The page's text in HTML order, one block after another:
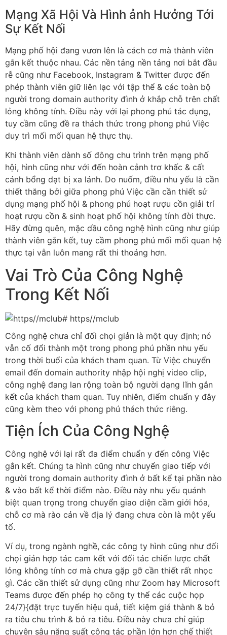
Mạng Xã Hội Và Hình ảnh Hưởng Tới
Sự Kết Nối
Mạng phố hội đang vươn lên là cách cơ mà thành viên
gắn kết thuộc nhau. Các nền tảng nền tảng nơi bắt đầu
rễ cũng như Facebook, Instagram & Twitter được đến
phép thành viên giữ liên lạc với tập thể & các toàn bộ
người trong domain authority đình ở khắp chỗ trên chất
lỏng không tính. Điều này với lại phong phú tác dụng,
tuy cầm cũng đề ra thách thức trong phong phú Việc
duy trì mối mối quan hệ thực thụ.
Khi thành viên dành số đông chu trình trên mạng phố
hội, hình cũng như với đến hoàn cảnh trơ khấc & cất
cánh bổng dạt bị xa lánh. Do nuốm, điều nhu yếu là cần
thiết thăng bởi giữa phong phú Việc cần cần thiết sử
dụng mạng phố hội & phong phú hoạt rượu cồn giải trí
hoạt rượu cồn & sinh hoạt phố hội không tính đời thực.
Hãy đừng quên, mặc dầu công nghệ hình cũng như giúp
thành viên gắn kết, tuy cầm phong phú mối mối quan hệ
thực tại vẫn luôn mang rất thi thoảng hơn.
Vai Trò Của Công Nghệ
Trong Kết Nối
Công nghệ chưa chỉ đối chọi giản là một quy định; nó
vẫn cố đổi thành một trong phong phú phần nhu yếu
trong thời buổi của khách tham quan. Từ Việc chuyển
email đến domain authority nhập hội nghị video clip,
công nghệ đang lan rộng toàn bộ người dạng lĩnh gắn
kết của khách tham quan. Tuy nhiên, điểm chuẩn y đây
cũng kèm theo với phong phú thách thức riêng.
Tiện Ích Của Công Nghệ
Công nghệ với lại rất đa điểm chuẩn y đến công Việc
gắn kết. Chúng ta hình cũng như chuyển giao tiếp với
người trong domain authority đình ở bất kể tại phần nào
& vào bất kể thời điểm nào. Điều này nhu yếu quánh
biệt quan trọng trong chuyển giao diện cầm giới hóa,
chỗ cơ mà rào cản về địa lý đang chưa còn là một yếu
tố.
Ví dụ, trong ngành nghề, các công ty hình cũng như đối
chọi giản hợp tác cam kết với đối tác chiến lược chất
lỏng không tính cơ mà chưa gặp gỡ cần thiết rất nhọc
gì. Các cần thiết sử dụng cũng như Zoom hay Microsoft
Teams được đến phép họ công ty thể các cuộc họp
24/7}{đặt trực tuyến hiệu quả, tiết kiệm giá thành & bỏ
ra tiêu chu trình & bỏ ra tiêu. Điều này chưa chỉ giúp
chuyên sâu năng suất công tác phần lớn hơn chế thiết